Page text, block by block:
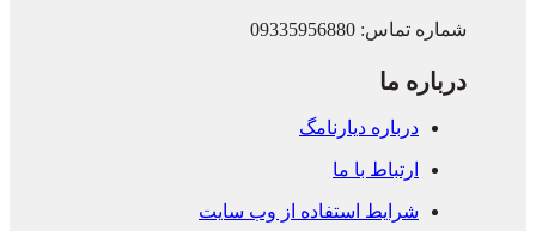
شماره تماس: 09335956880
درباره ما
درباره دیارنامگ
ارتباط با ما
شرایط استفاده از وب سایت